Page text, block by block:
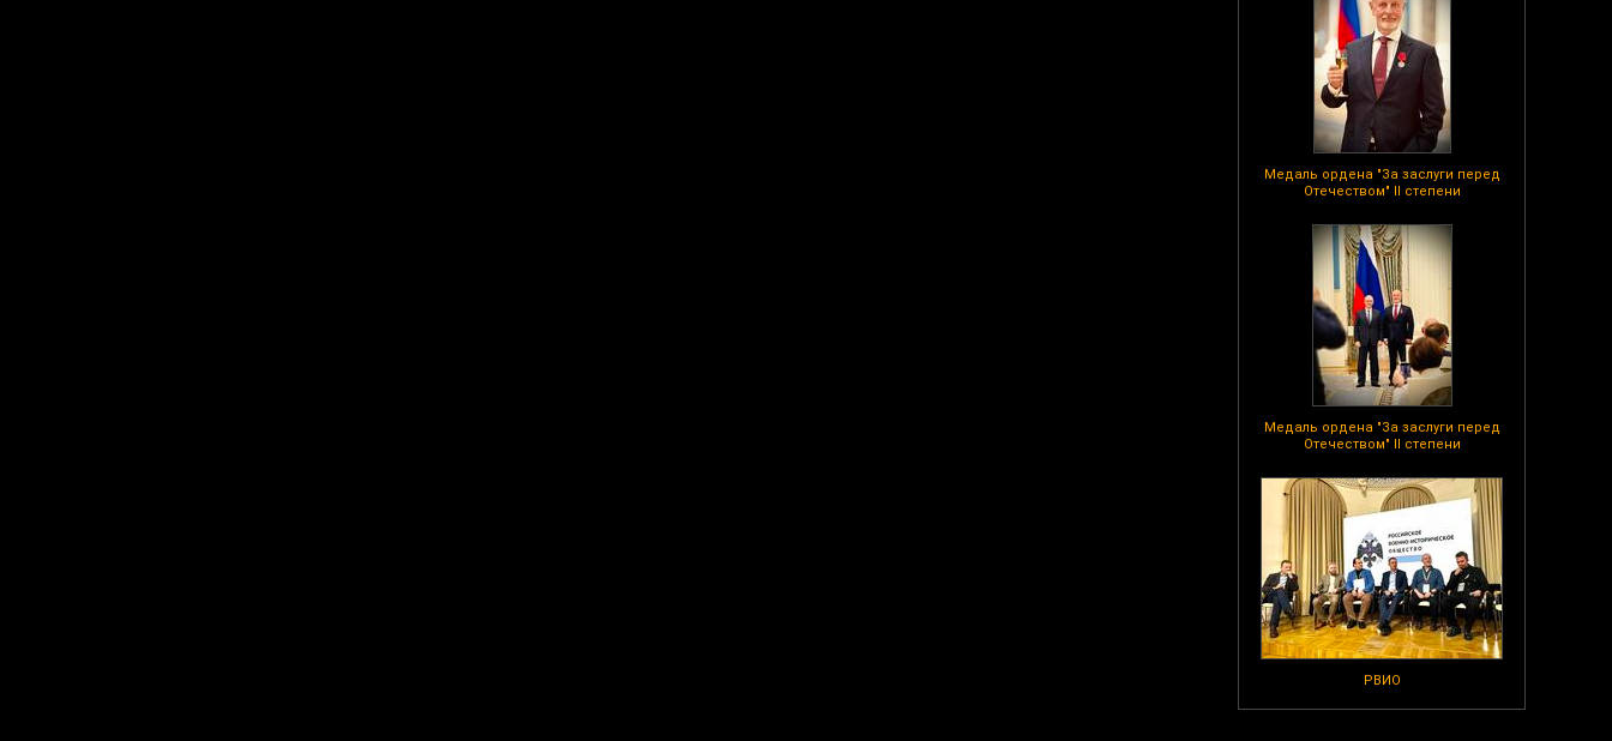
Медаль ордена "За заслуги перед
Отечеством" II степени
Медаль ордена "За заслуги перед
Отечеством" II степени
РВИО